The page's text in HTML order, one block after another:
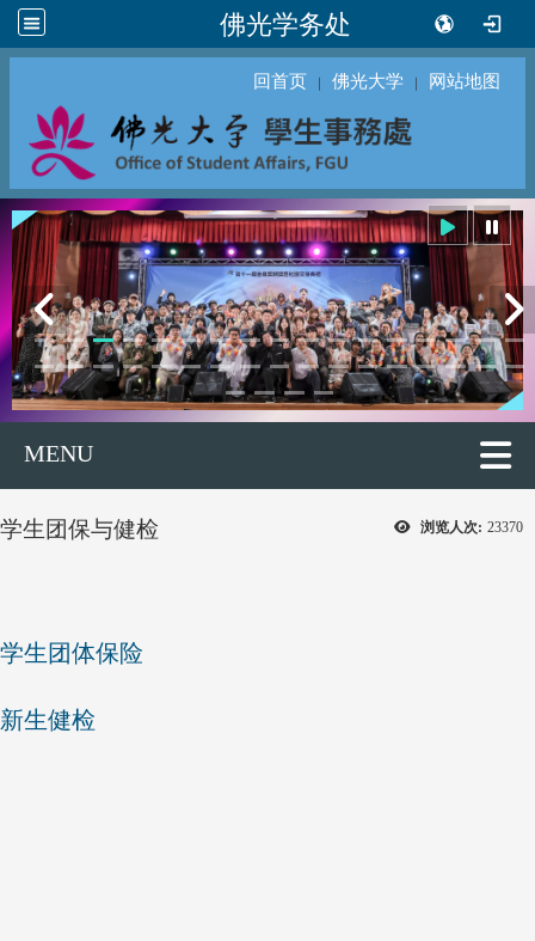
佛光学务处
回首页 ｜ 佛光大学 ｜ 网站地图
MENU
浏览人次: 23370
学生团保与健检
学生团体保险
新生健检